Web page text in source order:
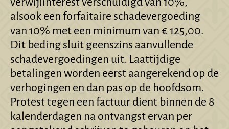
alsook een forfaitaire schadevergoeding
van 10% met een minimum van € 125,00.
Dit beding sluit geenszins aanvullende
schadevergoedingen uit. Laattijdige
betalingen worden eerst aangerekend op de
verhogingen en dan pas op de hoofdsom.
Protest tegen een factuur dient binnen de 8
kalenderdagen na ontvangst ervan per